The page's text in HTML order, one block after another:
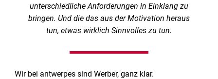
unterschiedliche Anforderungen in Einklang zu
bringen. Und die das aus der Motivation heraus
tun, etwas wirklich Sinnvolles zu tun.
Wir bei antwerpes sind Werber, ganz klar.